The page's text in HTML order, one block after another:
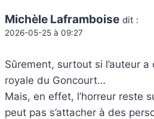
Michèle Laframboise dit :
2026-05-25 à 09:27
Sûrement, surtout si l’auteur a
royale du Goncourt…
Mais, en effet, l’horreur reste
peut pas s’attacher à des